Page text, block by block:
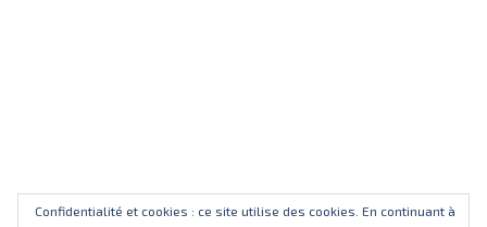
Confidentialité et cookies : ce site utilise des cookies. En continuant à